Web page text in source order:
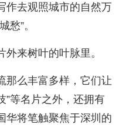
作去观照城市的自然万
愁”。
来树叶的叶脉里。
那么丰富多样，它们让
”等名片之外，还拥有
华将笔触聚焦于深圳的